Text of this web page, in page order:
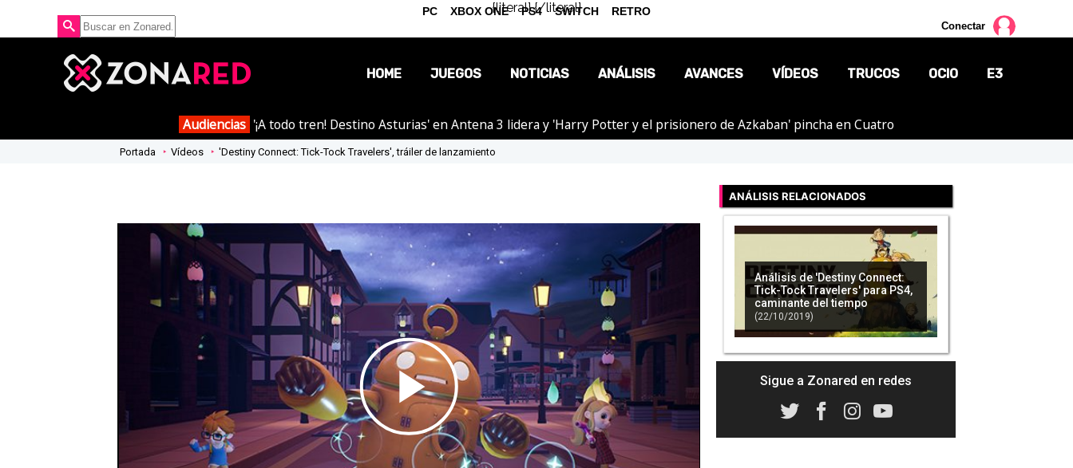
{literal}{/literal}
Conectar
HOME JUEGOS NOTICIAS
OPINIÓN
ANÁLISIS AVANCES VÍDEOS TRUCOS OCIO
MANGA
E3
Audiencias '¡A todo tren! Destino Asturias' en Antena 3 lidera y 'Harry Potter y el prisionero de Azkaban' pincha en Cuatro
Portada Vídeos 'Destiny Connect: Tick-Tock Travelers', tráiler de lanzamiento
Play
ANÁLISIS RELACIONADOS
Análisis de 'Destiny Connect:
Tick-Tock Travelers' para PS4,
caminante del tiempo
(22/10/2019)
Sigue a Zonared en redes
PC XBOX ONE PS4 SWITCH RETRO